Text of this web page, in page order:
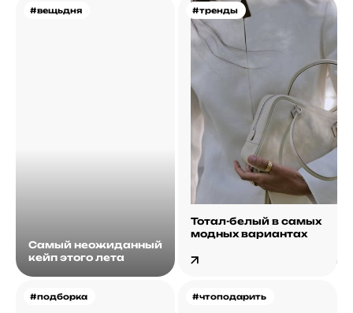
#вещьдня
Самый неожиданный
кейп этого лета
#тренды
Тотал-белый в самых
модных вариантах
#подборка #чтоподарить